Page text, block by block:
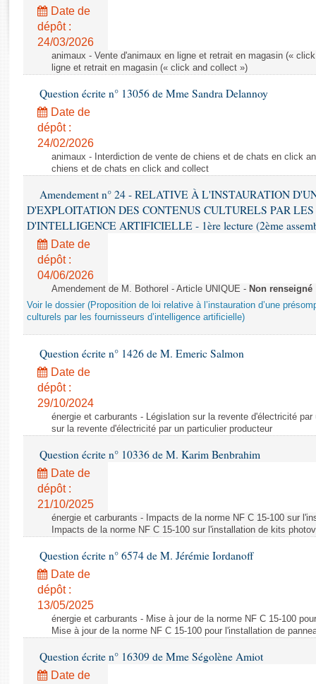
Rapports législatifs
Rapports sur l'application des lois
Baromètre de l’application des lois
Dossiers législatifs
Budget et sécurité sociale
Questions écrites et orales
Comptes rendus des débats
Date de
dépôt :
24/03/2026
animaux - Vente d'animaux en ligne et retrait en magasin («
ligne et retrait en magasin (« click and collect »)
Question écrite n° 13056 de Mme Sandra Delannoy
Date de
dépôt :
24/02/2026
animaux - Interdiction de vente de chiens et de chats en click
chiens et de chats en click and collect
Amendement n° 24 - RELATIVE À L'INSTAURATION
D'EXPLOITATION DES CONTENUS CULTURELS PAR LES
D'INTELLIGENCE ARTIFICIELLE - 1ère lecture (2ème
Date de
dépôt :
04/06/2026
Amendement de M. Bothorel - Article UNIQUE - Non renseigné
Voir le dossier (Proposition de loi relative à l’instauration d’une
culturels par les fournisseurs d’intelligence artificielle)
Question écrite n° 1426 de M. Emeric Salmon
Date de
dépôt :
29/10/2024
énergie et carburants - Législation sur la revente d'électricité
sur la revente d'électricité par un particulier producteur
Question écrite n° 10336 de M. Karim Benbrahim
Date de
dépôt :
21/10/2025
énergie et carburants - Impacts de la norme NF C 15-100 sur
Impacts de la norme NF C 15-100 sur l'installation de kits
Question écrite n° 6574 de M. Jérémie Iordanoff
Date de
dépôt :
13/05/2025
énergie et carburants - Mise à jour de la norme NF C 15-100
Mise à jour de la norme NF C 15-100 pour l'installation de
Question écrite n° 16309 de Mme Ségolène Amiot
Date de